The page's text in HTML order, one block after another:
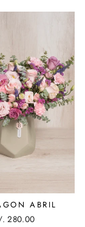
ABRIL
. 280.00